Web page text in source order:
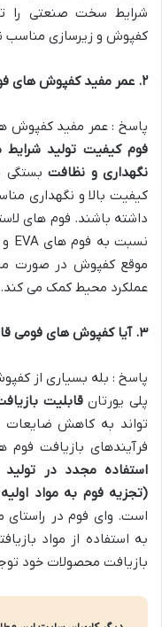
شرایط سخت صنعتی را
کفپوش و زیرسازی مناسب
۲. عمر مفید کفپوش های
پاسخ : عمر مفید کفپوش
فوم کیفیت تولید
نگهداری و نظافتبستگی
کیفیت بالا و نگهداری
داشته باشند. فوم های
نسبت به فوم هایEVA وPE
موقع کفپوش در صورت
عملکرد محیط کمک می کند.
۳.آیا کفپوش های فومی
پاسخ : بله بسیاری از
پلی یورتانقابلیت
تواند به کاهش ضایعات
فرآیندهای بازیافت فوم
استفاده مجدد در
(تجزیه فوم به مواد
است. وای فوم در
به استفاده از مواد
بازیافت محصولات خود